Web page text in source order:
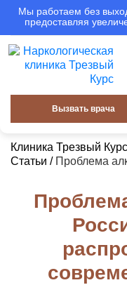
Мы работаем без
предоставляя
Вызвать врача
Клиника Трезвый
Статьи / Проблема